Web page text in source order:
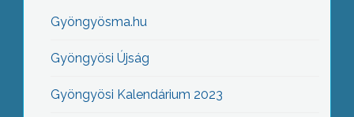
Gyöngyösma.hu
Gyöngyösi Újság
Gyöngyösi Kalendárium 2023